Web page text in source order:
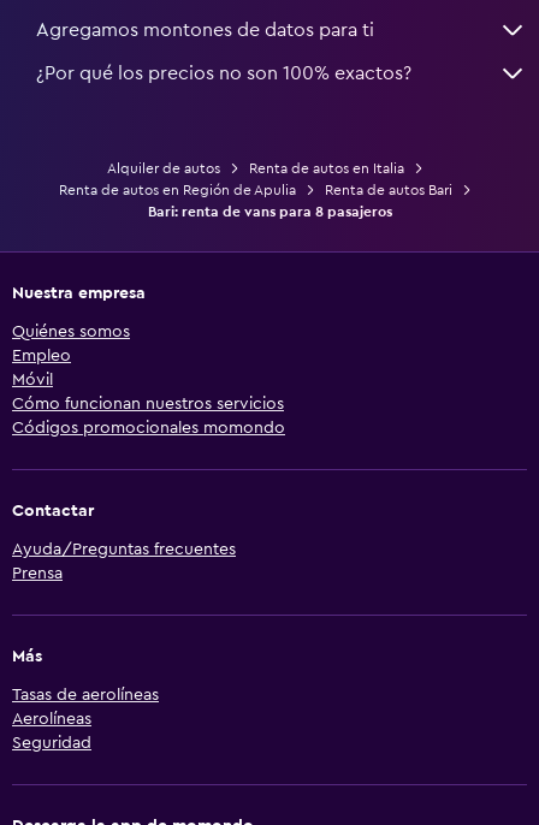
Agregamos montones de datos para ti
¿Por qué los precios no son 100% exactos?
Alquiler de autos
Renta de autos en Italia
Renta de autos en Región de Apulia
Renta de autos Bari
Bari: renta de vans para 8 pasajeros
Nuestra empresa
Quiénes somos
Empleo
Móvil
Cómo funcionan nuestros servicios
Códigos promocionales momondo
Contactar
Ayuda/Preguntas frecuentes
Prensa
Más
Tasas de aerolíneas
Aerolíneas
Seguridad